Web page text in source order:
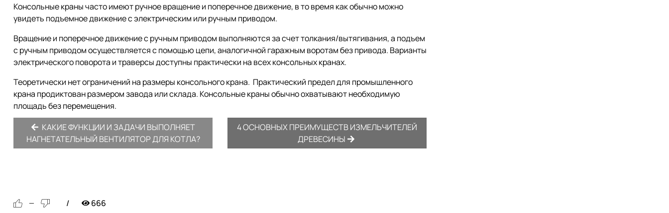
Консольные краны часто имеют ручное вращение и поперечное движение, в то время как обычно можно
увидеть подъемное движение с электрическим или ручным приводом.
Вращение и поперечное движение с ручным приводом выполняются за счет толкания/вытягивания, а подъем
с ручным приводом осуществляется с помощью цепи, аналогичной гаражным воротам без привода. Варианты
электрического поворота и траверсы доступны практически на всех консольных кранах.
Теоретически нет ограничений на размеры консольного крана. Практический предел для промышленного
крана продиктован размером завода или склада. Консольные краны обычно охватывают необходимую
площадь без перемещения.
КАКИЕ ФУНКЦИИ И ЗАДАЧИ ВЫПОЛНЯЕТ
НАГНЕТАТЕЛЬНЫЙ ВЕНТИЛЯТОР ДЛЯ КОТЛА?
4 ОСНОВНЫХ ПРЕИМУЩЕСТВ ИЗМЕЛЬЧИТЕЛЕЙ
ДРЕВЕСИНЫ
— 666